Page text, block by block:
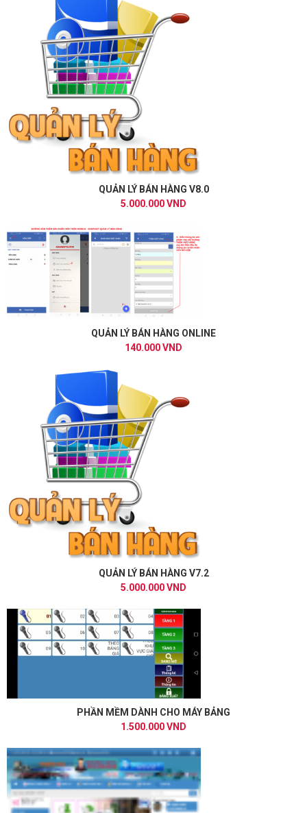
QUẢN LÝ BÁN HÀNG V8.0
5.000.000 VND
QUẢN LÝ BÁN HÀNG ONLINE
140.000 VND
QUẢN LÝ BÁN HÀNG V7.2
5.000.000 VND
PHẦN MỀM DÀNH CHO MÁY BẢNG
1.500.000 VND